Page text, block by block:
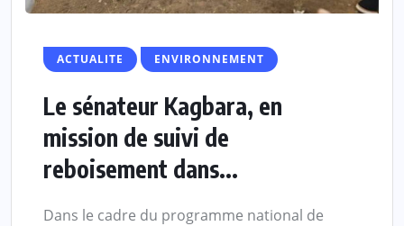
ACTUALITE ENVIRONNEMENT
Le sénateur Kagbara, en
mission de suivi de
reboisement dans...
Dans le cadre du programme national de